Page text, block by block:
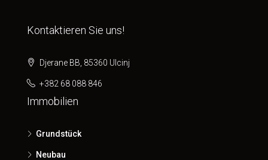
Kontaktieren Sie uns!
Djerane BB, 85360 Ulcinj
+382 68 088 846
Immobilien
Grundstück
Neubau